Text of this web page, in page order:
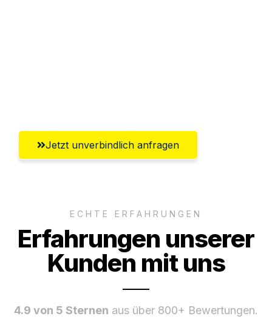
Jetzt unverbindlich anfragen
ECHTE ERFAHRUNGEN
Erfahrungen unserer
Kunden mit uns
4.9 von 5 Sternen aus über 800+ Bewertungen.